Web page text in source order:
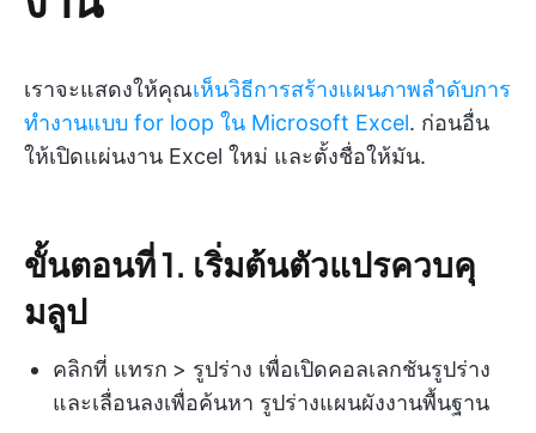
เราจะแสดงให้คุณเห็นวิธีการสร้างแผนภาพลำดับการ
ทำงานแบบ for loop ใน Microsoft Excel. ก่อนอื่น
ให้เปิดแผ่นงาน Excel ใหม่ และตั้งชื่อให้มัน.
ขั้นตอนที่ 1. เริ่มต้นตัวแปรควบคุ
มลูป
คลิกที่ แทรก > รูปร่าง เพื่อเปิดคอลเลกชันรูปร่าง
และเลื่อนลงเพื่อค้นหา รูปร่างแผนผังงานพื้นฐาน